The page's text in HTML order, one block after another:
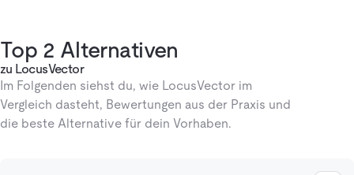
Top 2 Alternativen
zu LocusVector
Im Folgenden siehst du, wie LocusVector im
Vergleich dasteht, Bewertungen aus der Praxis und
die beste Alternative für dein Vorhaben.